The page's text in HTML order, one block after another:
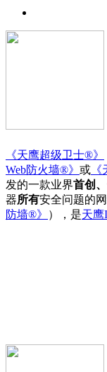
《天鹰超级卫士®》
Web防火墙®》 或
发的一款业界首创
器所有安全问题的
防墙®》
），是天鹰